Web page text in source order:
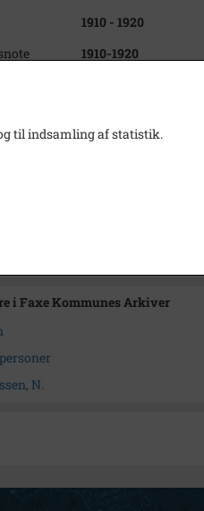
1910 - 1920
1910-1920
Sogn (1000-2050)
Haslev Sogn (1000-
Faxe Kommunes
i Faxe Kommunes Arkiver
N.
til indsamling af statistik.